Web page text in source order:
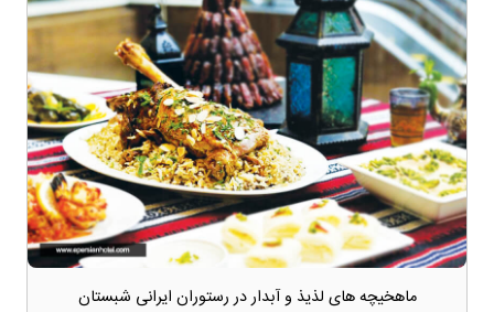
ماهخیچه های لذیذ و آبدار در رستوران ایرانی شبستان